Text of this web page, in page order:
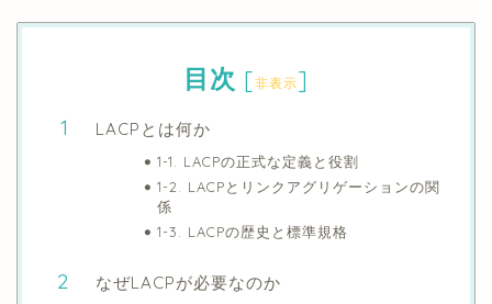
目次 [非表示]
LACPとは何か
1-1. LACPの正式な定義と役割
1-2. LACPとリンクアグリゲーションの関
係
1-3. LACPの歴史と標準規格
なぜLACPが必要なのか